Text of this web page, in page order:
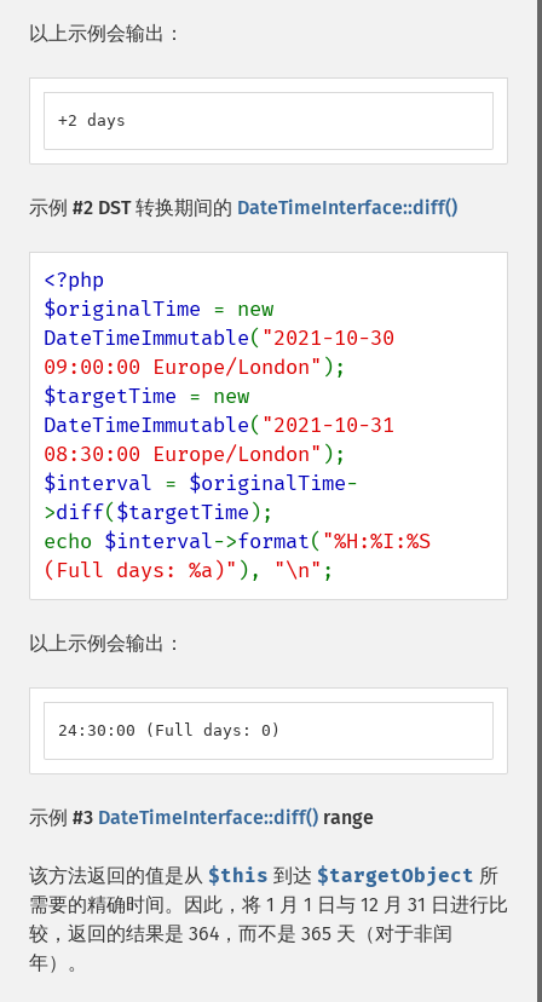
以上示例会输出：
+2 days
示例 #2 DST 转换期间的 DateTimeInterface::diff()
<?php
$originalTime
DateTimeImmutable( "2021-10-30
09:00:00 Europe/London"
$targetTime
DateTimeImmutable( "2021-10-31
08:30:00 Europe/London"
$interval = $originalTime-
>diff($targetTime );
echo $interval->format( "%H:%I:%S
(Full days: %a)" ), "\n" ;
以上示例会输出：
24:30:00 (Full days: 0)
示例 #3 DateTimeInterface::diff() range
该方法返回的值是从 $this 到达 $targetObject 所
需要的精确时间。因此，将 1 月 1 日与 12 月 31 日进行比
较，返回的结果是 364，而不是 365 天（对于非闰
年）。